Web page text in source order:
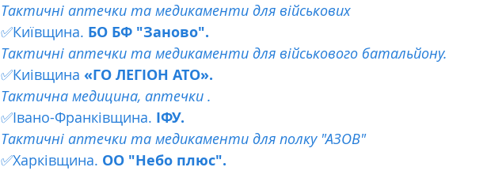
Тактичні аптечки та медикаменти для військових
✅Київщина. БО БФ "Заново".
Тактичні аптечки та медикаменти для військового батальйону.
✅Киівщина «ГО ЛЕГІОН АТО».
Тактична медицина, аптечки .
✅Івано-Франківщина. ІФУ.
Тактичні аптечки та медикаменти для полку "АЗОВ"
✅Харківщина. ОО "Небо плюс".